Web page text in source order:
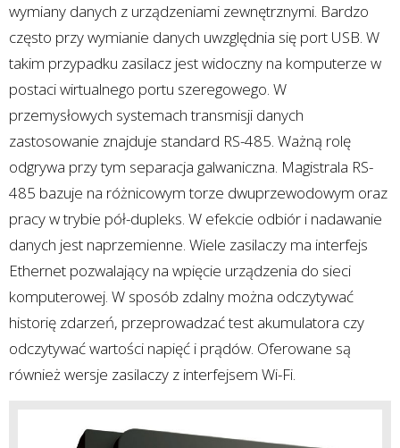
wymiany danych z urządzeniami zewnętrznymi. Bardzo
często przy wymianie danych uwzględnia się port USB. W
takim przypadku zasilacz jest widoczny na komputerze w
postaci wirtualnego portu szeregowego. W
przemysłowych systemach transmisji danych
zastosowanie znajduje standard RS-485. Ważną rolę
odgrywa przy tym separacja galwaniczna. Magistrala RS-
485 bazuje na różnicowym torze dwuprzewodowym oraz
pracy w trybie pół-dupleks. W efekcie odbiór i nadawanie
danych jest naprzemienne. Wiele zasilaczy ma interfejs
Ethernet pozwalający na wpięcie urządzenia do sieci
komputerowej. W sposób zdalny można odczytywać
historię zdarzeń, przeprowadzać test akumulatora czy
odczytywać wartości napięć i prądów. Oferowane są
również wersje zasilaczy z interfejsem Wi-Fi.